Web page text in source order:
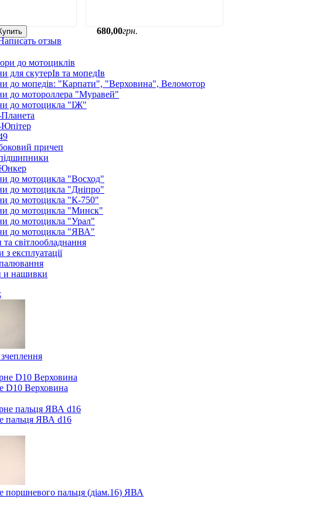
680,00грн.
отзыв
до мотоциклів
для скутерІв та мопедІв
до мопедів: "Карпати", "Верховина", Веломотор
до мотороллера "Муравей"
до мотоцикла "ІЖ"
причеп
до мотоцикла "Восход"
до мотоцикла "Дніпро"
до мотоцикла "К-750"
до мотоцикла "Минск"
до мотоцикла "Урал"
до мотоцикла "ЯВА"
світлообладнання
з експлуатації
и нашивки
D10 Верховина
пальця ЯВА d16
поршневого пальця (діам.16) ЯВА